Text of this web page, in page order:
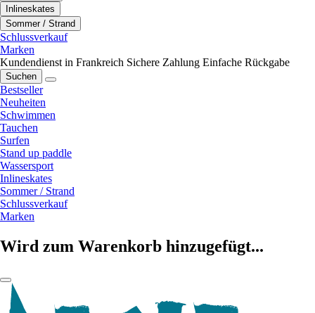
Inlineskates
Sommer / Strand
Schlussverkauf
Marken
Kundendienst in Frankreich Sichere Zahlung Einfache Rückgabe
Suchen
Bestseller
Neuheiten
Schwimmen
Tauchen
Surfen
Stand up paddle
Wassersport
Inlineskates
Sommer / Strand
Schlussverkauf
Marken
Wird zum Warenkorb hinzugefügt...